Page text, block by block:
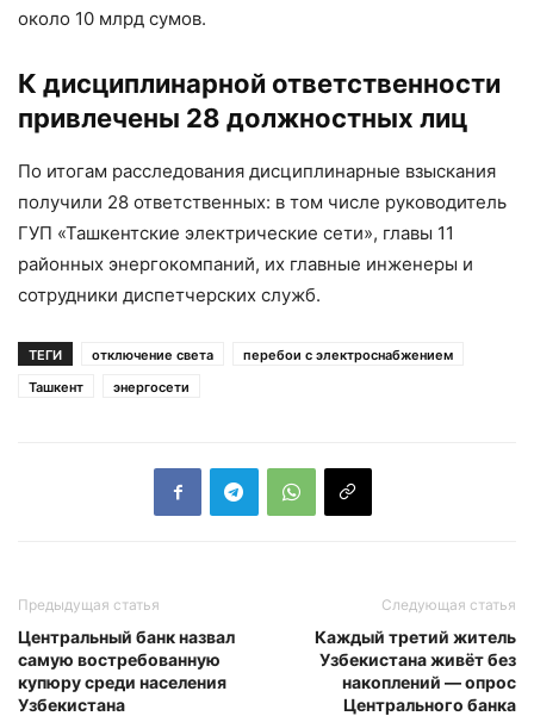
около 10 млрд сумов.
К дисциплинарной ответственности
привлечены 28 должностных лиц
По итогам расследования дисциплинарные взыскания
получили 28 ответственных: в том числе руководитель
ГУП «Ташкентские электрические сети», главы 11
районных энергокомпаний, их главные инженеры и
сотрудники диспетчерских служб.
ТЕГИ отключение света
перебои с электроснабжением
Ташкент
энергосети
Предыдущая статья
Центральный банк назвал
самую востребованную
купюру среди населения
Узбекистана
Следующая статья
Каждый третий житель
Узбекистана живёт без
накоплений — опрос
Центрального банка